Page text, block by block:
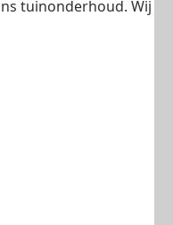
tuinonderhoud. Wij